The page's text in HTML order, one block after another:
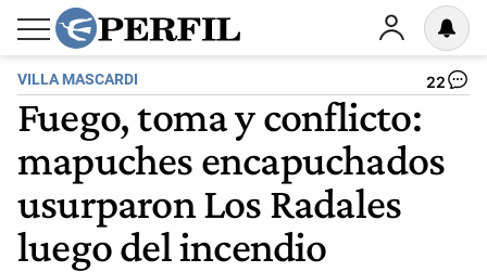
VILLA MASCARDI 22
Fuego, toma y conflicto:
mapuches encapuchados
usurparon Los Radales
luego del incendio